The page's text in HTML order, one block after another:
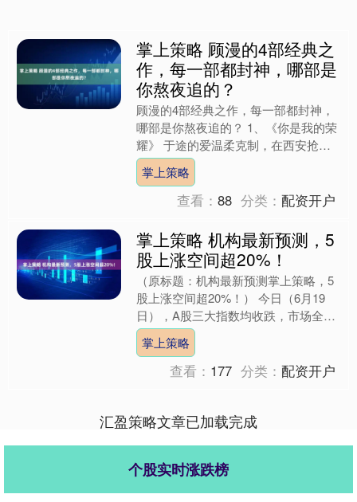
掌上策略 顾漫的4部经典之
作，每一部都封神，哪部是
你熬夜追的？
顾漫的4部经典之作，每一部都封神，
哪部是你熬夜追的？ 1、《你是我的荣
耀》 于途的爱温柔克制，在西安抢救
卫星的时候他就决定回航天所，在从西
安回来后又看到关在沈净....
掌上策略
查看：88 分类：配资开户
掌上策略 机构最新预测，5
股上涨空间超20%！
（原标题：机构最新预测掌上策略，5
股上涨空间超20%！） 今日（6月19
日），A股三大指数均收跌，市场全天
成交额1.28万亿元，较前一交易日增量
591亿元；收盘....
掌上策略
查看： 177 分类：配资开户
汇盈策略文章已加载完成
个股实时涨跌榜